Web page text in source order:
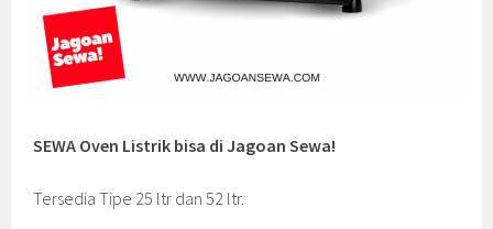
SEWA Oven Listrik bisa di Jagoan Sewa!
Tersedia Tipe 25 ltr dan 52 ltr.